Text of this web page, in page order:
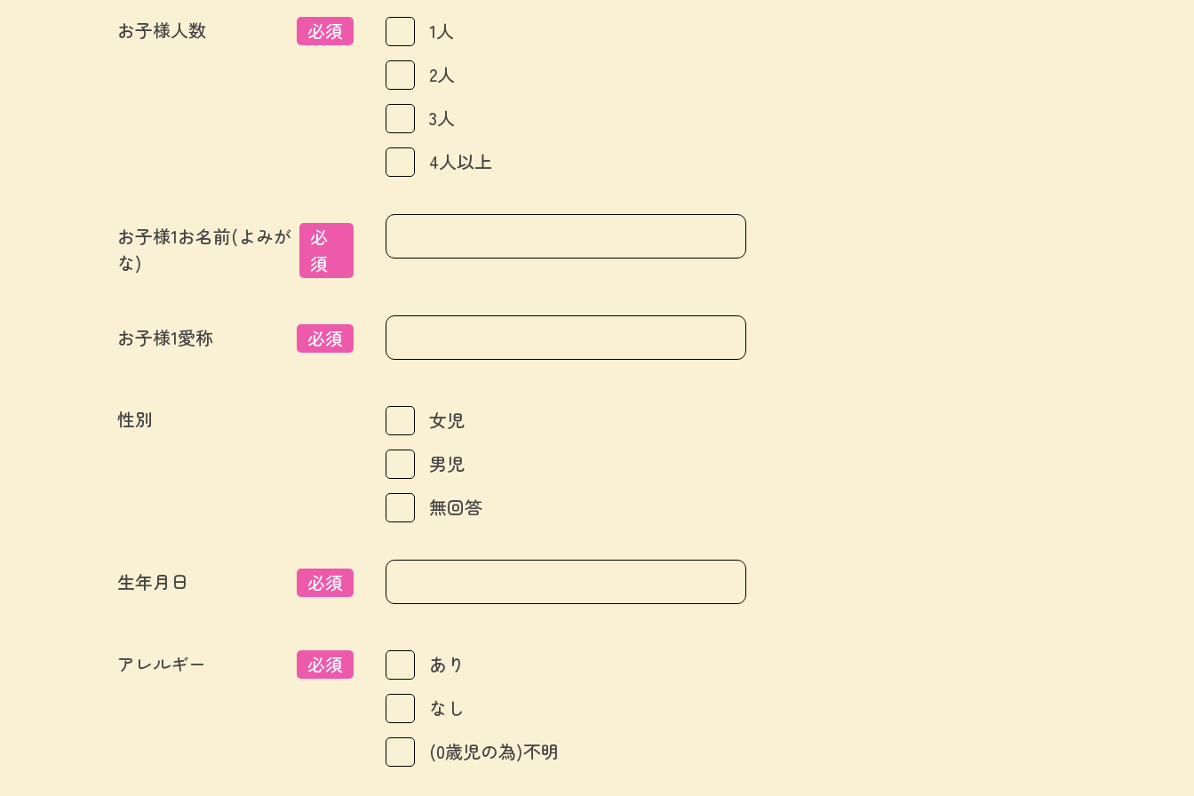
お子様人数 必須
1人
2人
3人
4人以上
お子様1お名前(よみが
な)
必
須
お子様1愛称 必須
性別
女児
男児
無回答
生年月日 必須
アレルギー 必須
あり
なし
(0歳児の為)不明